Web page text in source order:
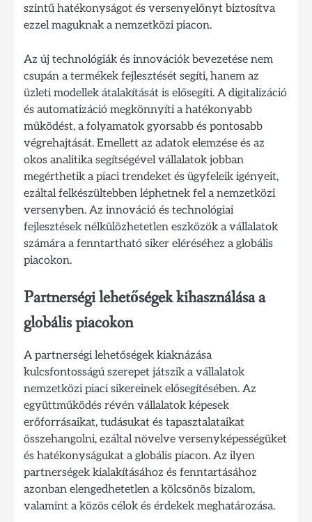
szintű hatékonyságot és versenyelőnyt biztosítva
ezzel maguknak a nemzetközi piacon.
Az új technológiák és innovációk bevezetése nem
csupán a termékek fejlesztését segíti, hanem az
üzleti modellek átalakítását is elősegíti. A digitalizáció
és automatizáció megkönnyíti a hatékonyabb
működést, a folyamatok gyorsabb és pontosabb
végrehajtását. Emellett az adatok elemzése és az
okos analitika segítségével vállalatok jobban
megérthetik a piaci trendeket és ügyfeleik igényeit,
ezáltal felkészültebben léphetnek fel a nemzetközi
versenyben. Az innováció és technológiai
fejlesztések nélkülözhetetlen eszközök a vállalatok
számára a fenntartható siker eléréséhez a globális
piacokon.
Partnerségi lehetőségek kihasználása a
globális piacokon
A partnerségi lehetőségek kiaknázása
kulcsfontosságú szerepet játszik a vállalatok
nemzetközi piaci sikereinek elősegítésében. Az
együttműködés révén vállalatok képesek
erőforrásaikat, tudásukat és tapasztalataikat
összehangolni, ezáltal növelve versenyképességüket
és hatékonyságukat a globális piacon. Az ilyen
partnerségek kialakításához és fenntartásához
azonban elengedhetetlen a kölcsönös bizalom,
valamint a közös célok és érdekek meghatározása.